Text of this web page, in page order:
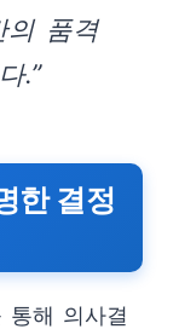
의 품격
.”
한 결정
통해 의사결